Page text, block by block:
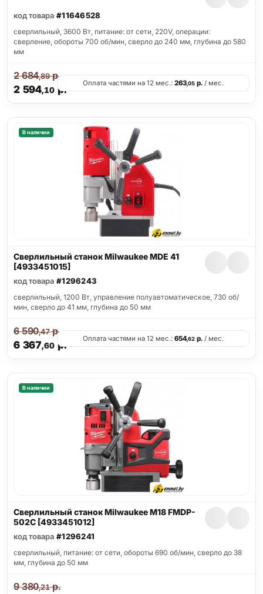
код товара #11646528
сверлильный, 3600 Вт, питание: от сети, 220V, операции:
сверление, обороты 700 об/мин, сверло до 240 мм, глубина до 580
мм
2 594,10 р.
2 684,89р.
Оплата частями на 12 мес.: 263,05р./ мес.
В наличии
Сверлильный станок Milwaukee MDE 41
[4933451015]
код товара #1296243
сверлильный, 1200 Вт, управление полуавтоматическое, 730 об/
мин, сверло до 41 мм, глубина до 50 мм
6 367,60 р.
6 590,47р.
Оплата частями на 12 мес.: 654,62р./ мес.
В наличии
Сверлильный станок Milwaukee M18 FMDP-
502C [4933451012]
код товара #1296241
сверлильный, питание: от сети, обороты 690 об/мин, сверло до 38
мм, глубина до 50 мм
9 380,21р.